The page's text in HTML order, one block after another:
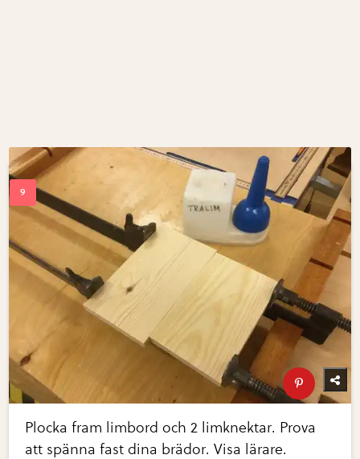
Plocka fram limbord och 2 limknektar. Prova
att spänna fast dina brädor. Visa lärare.